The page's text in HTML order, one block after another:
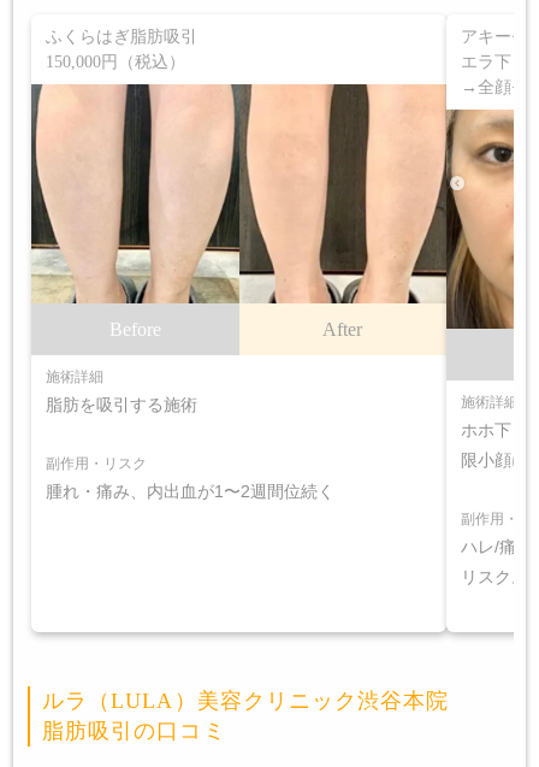
ふくらはぎ脂肪吸引
150,000円（税込）
Before After
施術詳細
脂肪を吸引する施術
副作用・リスク
腫れ・痛み、内出血が1〜2週間位続く
アキーセ
エラ下
→全顔モ
施術詳細
ホホ下＋
限小顔に
副作用・リ
ハレ/痛み
リスク。
ルラ（LULA）美容クリニック渋谷本院
脂肪吸引の口コミ